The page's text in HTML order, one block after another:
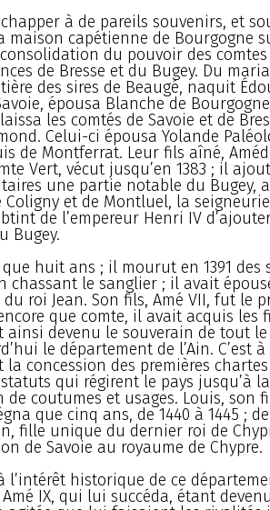
à de pareils souvenirs, et
maison capétienne de Bourgogne
du pouvoir des
de Bresse et du Bugey. Du
des sires de Beaugé, naquit
épousa Blanche de
les comtés de Savoie et de
Celui-ci épousa Yolande
de Montferrat. Leur fils aîné,
Vert, vécut jusqu’en 1383 ; il
une partie notable du Bugey,
Coligny et de Montluel, la
de l’empereur Henri IV
Bugey.
huit ans ; il mourut en 1391 des
chassant le sanglier ; il avait
roi Jean. Son fils, Amé VII, fut le
que comte, il avait acquis les
ainsi devenu le souverain de tout
le département de l’Ain. C’est
concession des premières
qui régirent le pays jusqu’à
de coutumes et usages. Louis, son
que cinq ans, de 1440 à 1445 ;
fille unique du dernier roi de
de Savoie au royaume de Chypre.
l’intérêt historique de ce
Amé IX, qui lui succéda, étant